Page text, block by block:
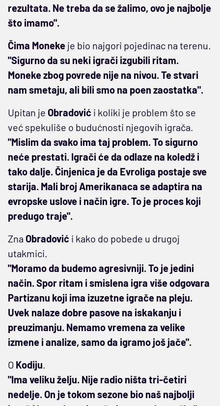
rezultata. Ne treba da se žalimo, ovo je najbolje
što imamo".
Čima Moneke je bio najgori pojedinac na terenu.
"Sigurno da su neki igrači izgubili ritam.
Moneke zbog povrede nije na nivou. Te stvari
nam smetaju, ali bili smo na poen zaostatka".
Upitan je Obradović i koliki je problem što se
već spekuliše o budućnosti njegovih igrača.
"Mislim da svako ima taj problem. To sigurno
neće prestati. Igrači će da odlaze na koledž i
tako dalje. Činjenica je da Evroliga postaje sve
starija. Mali broj Amerikanaca se adaptira na
evropske uslove i način igre. To je proces koji
predugo traje".
Zna Obradović i kako do pobede u drugoj
utakmici.
"Moramo da budemo agresivniji. To je jedini
način. Spor ritam i smislena igra više odgovara
Partizanu koji ima izuzetne igrače na pleju.
Uvek nalaze dobre pasove na iskakanju i
preuzimanju. Nemamo vremena za velike
izmene i analize, samo da igramo još jače".
O Kodiju.
"Ima veliku želju. Nije radio ništa tri-četiri
nedelje. On je tokom sezone bio naš najbolji